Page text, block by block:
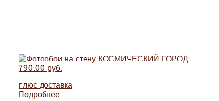
790.00 руб.
плюс доставка
Подробнее